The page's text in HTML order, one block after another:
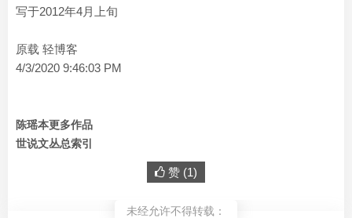
写于2012年4月上旬
原载 轻博客
4/3/2020 9:46:03 PM
陈瑶本更多作品
世说文丛总索引
赞 (1)
未经允许不得转载：